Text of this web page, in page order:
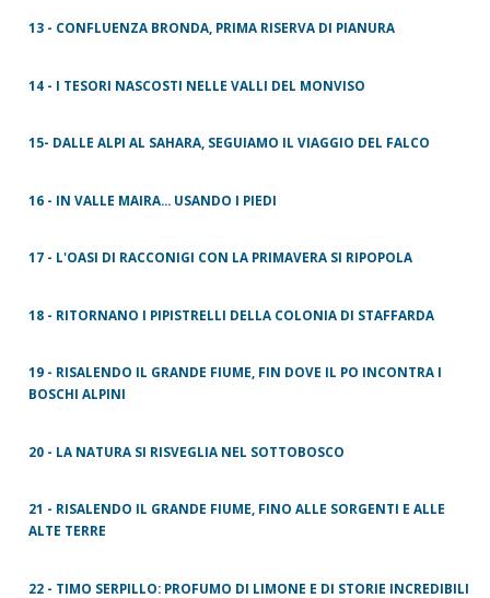
13 - CONFLUENZA BRONDA, PRIMA RISERVA DI PIANURA
14 - I TESORI NASCOSTI NELLE VALLI DEL MONVISO
15- DALLE ALPI AL SAHARA, SEGUIAMO IL VIAGGIO DEL FALCO
16 - IN VALLE MAIRA... USANDO I PIEDI
17 - L'OASI DI RACCONIGI CON LA PRIMAVERA SI RIPOPOLA
18 - RITORNANO I PIPISTRELLI DELLA COLONIA DI STAFFARDA
19 - RISALENDO IL GRANDE FIUME, FIN DOVE IL PO INCONTRA I
BOSCHI ALPINI
20 - LA NATURA SI RISVEGLIA NEL SOTTOBOSCO
21 - RISALENDO IL GRANDE FIUME, FINO ALLE SORGENTI E ALLE
ALTE TERRE
22 - TIMO SERPILLO: PROFUMO DI LIMONE E DI STORIE INCREDIBILI